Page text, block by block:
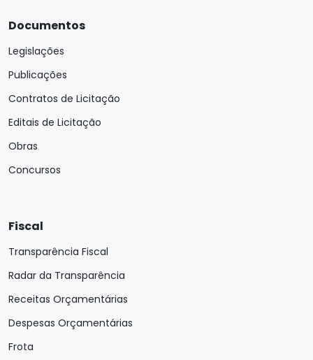
Documentos
Legislações
Publicações
Contratos de Licitação
Editais de Licitação
Obras
Concursos
Fiscal
Transparência Fiscal
Radar da Transparência
Receitas Orçamentárias
Despesas Orçamentárias
Frota